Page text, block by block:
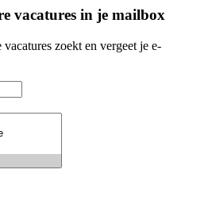
vacatures in je mailbox
zoekt en vergeet je e-